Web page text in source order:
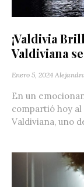
¡Valdivia
Valdiviana
Enero 5, 2024
En un
compartió hoy
Valdiviana, uno